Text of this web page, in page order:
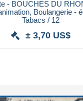
- BOUCHES DU
Boulangerie -
Tabacs / 12
± 3,70 US$